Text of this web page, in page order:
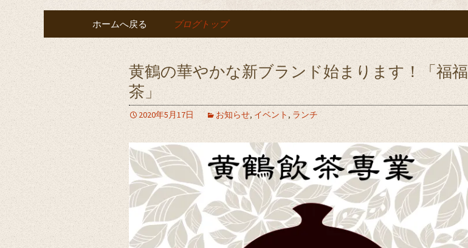
コンテンツへ移動
ホームへ戻る ブログトップ
黄鶴の華やかな新ブランド始まります！「福福
茶」
2020年5月17日 お知らせ, イベント , ランチ